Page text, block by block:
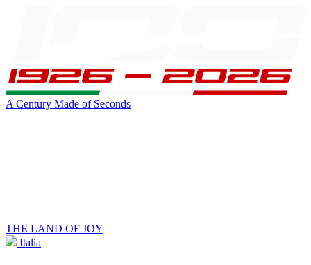
A Century Made of Seconds
THE LAND OF JOY
Italia